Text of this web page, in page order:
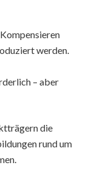
werden.
– aber
die
rund um